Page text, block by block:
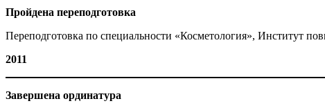
Пройдена переподготовка
Переподготовка по специальности «Косметология», Институт
2011
Завершена ординатура